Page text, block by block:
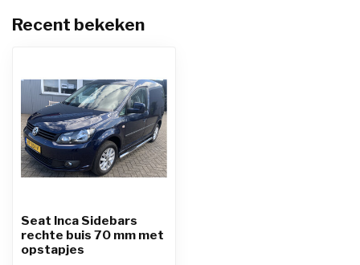
Recent bekeken
Seat Inca Sidebars
rechte buis 70 mm met
opstapjes